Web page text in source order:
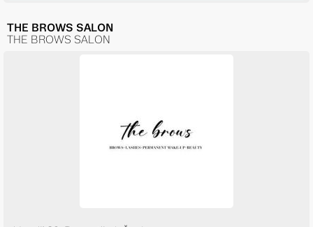
THE BROWS SALON
THE BROWS SALON